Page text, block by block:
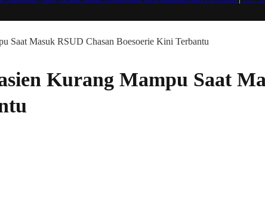
Saat Masuk RSUD Chasan Boesoerie Kini Terbantu
Kurang Mampu Saat